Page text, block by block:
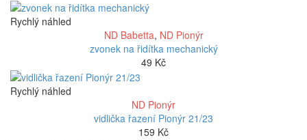
Rychlý náhled
ND Babetta, ND Pionýr
zvonek na řidítka mechanický
49 Kč
Rychlý náhled
ND Pionýr
vidlička řazení Pionýr 21/23
159 Kč